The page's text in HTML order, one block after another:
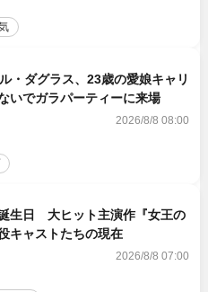
・ダグラス、23歳の愛娘キャリ
いでガラパーティーに来場
2026/8/8 08:00
生日 大ヒット主演作『女王の
キャストたちの現在
2026/8/8 07:00